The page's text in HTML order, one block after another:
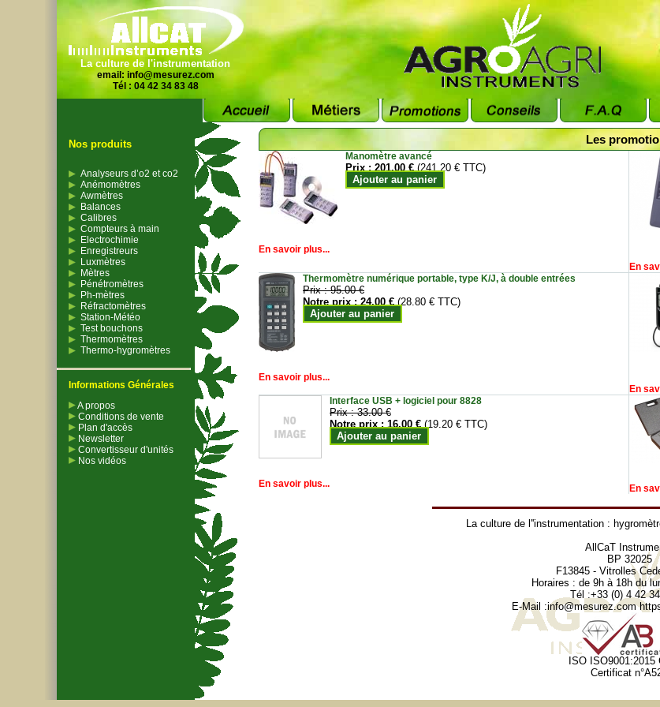
La culture de l'instrumentation
email: info@mesurez.com
Tél : 04 42 34 83 48
Nos produits
Analyseurs d’o2 et co2
Anémomètres
Awmètres
Balances
Calibres
Compteurs à main
Electrochimie
Enregistreurs
Luxmètres
Mètres
Pénétromètres
Ph-mètres
Réfractomètres
Station-Météo
Test bouchons
Thermomètres
Thermo-hygromètres
Informations Générales
A propos
Conditions de vente
Plan d'accès
Newsletter
Convertisseur d'unités
Nos vidéos
Les
Manomètre avancé
Prix :201.00 € (241.20 € TTC)
Ajouter au panier
En savoir plus...
En
Thermomètre numérique portable, type K/J, à double entrées
Prix :95.00 €
Notre prix :24.00 € (28.80 € TTC)
Ajouter au panier
En savoir plus...
En
Interface USB + logiciel pour 8828
Prix :33.00 €
Notre prix :16.00 € (19.20 € TTC)
Ajouter au panier
En savoir plus... En
La culture de l''instrumentation :
AllCaT
BP 32025
F13845 - Vitrolles
Horaires : de 9h à 18h du
Tél :+33 (0) 4 42
E-Mail :info@mesurez.com
ISO ISO9001:2015
Certificat